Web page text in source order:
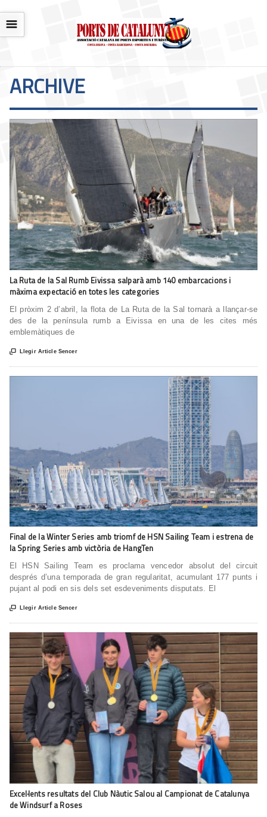
☰
ARCHIVE
La Ruta de la Sal Rumb Eivissa salparà amb 140 embarcacions i
màxima expectació en totes les categories
El pròxim 2 d’abril, la flota de La Ruta de la Sal tornarà a llançar-se
des de la península rumb a Eivissa en una de les cites més
emblemàtiques de
 Llegir Article Sencer
Final de la Winter Series amb triomf de HSN Sailing Team i estrena de
la Spring Series amb victòria de HangTen
El HSN Sailing Team es proclama vencedor absolut del circuit
després d’una temporada de gran regularitat, acumulant 177 punts i
pujant al podi en sis dels set esdeveniments disputats. El
 Llegir Article Sencer
Excel·lents resultats del Club Nàutic Salou al Campionat de Catalunya
de Windsurf a Roses